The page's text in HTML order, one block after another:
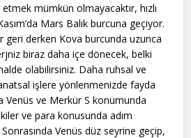
mümkün olmayacaktır, hızlı
Mars Balık burcuna geçiyor.
geri derken Kova burcunda uzunca
biraz daha içe dönecek, belki
olabilirsiniz. Daha ruhsal ve
işlere yönlenmenizde fayda
Venüs ve Merkür S konumunda
ve para konusunda adım
Venüs düz seyrine geçip,